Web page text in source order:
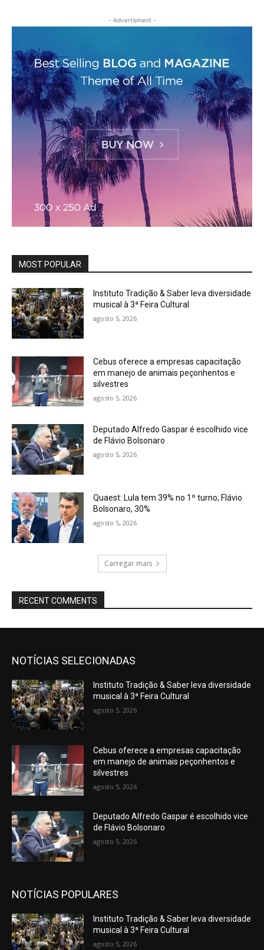
- Advertisment -
MOST POPULAR
Instituto Tradição & Saber leva diversidade
musical à 3ª Feira Cultural
agosto 5, 2026
Cebus oferece a empresas capacitação
em manejo de animais peçonhentos e
silvestres
agosto 5, 2026
Deputado Alfredo Gaspar é escolhido vice
de Flávio Bolsonaro
agosto 5, 2026
Quaest: Lula tem 39% no 1º turno; Flávio
Bolsonaro, 30%
agosto 5, 2026
Carregar mais
RECENT COMMENTS
NOTÍCIAS SELECIONADAS
Instituto Tradição & Saber leva diversidade
musical à 3ª Feira Cultural
agosto 5, 2026
Cebus oferece a empresas capacitação
em manejo de animais peçonhentos e
silvestres
agosto 5, 2026
Deputado Alfredo Gaspar é escolhido vice
de Flávio Bolsonaro
agosto 5, 2026
NOTÍCIAS POPULARES
Instituto Tradição & Saber leva diversidade
musical à 3ª Feira Cultural
agosto 5, 2026